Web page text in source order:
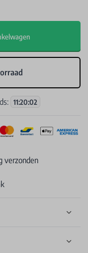
11:20:02
verzonden